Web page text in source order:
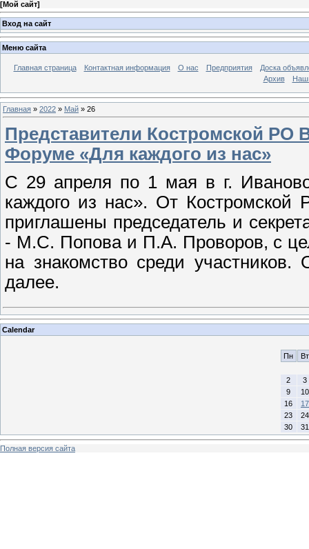
[Мой сайт]
Вход на сайт
Меню сайта
Главная страница Контактная информация О нас Предприятия
Доска
Архив
Главная » 2022 » Май » 26
Представители Костромской
Форуме «Для каждого из нас»
С 29 апреля по 1 мая в г.
каждого из нас». От
приглашены председатель и
- М.С. Попова и П.А. Проворов, с
на знакомство среди
далее.
Calendar
Пн Вт
2
3
9
10
16
17
23
24
30
31
Полная версия сайта